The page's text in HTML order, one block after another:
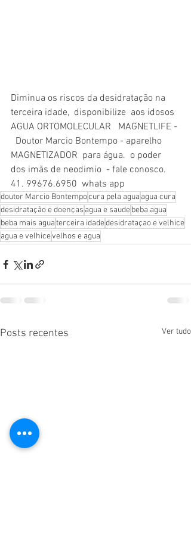
Diminua os riscos da desidratação na
terceira idade,  disponibilize  aos idosos
AGUA ORTOMOLECULAR   MAGNETLIFE -
  Doutor Marcio Bontempo - aparelho
MAGNETIZADOR  para água.  o poder
dos imãs de neodimio  - fale conosco.
41. 99676.6950  whats app
doutor Marcio Bontempocura pela agua agua cura
desidratação e doenças agua e saudebeba agua
beba mais aguaterceira idadedesidrataçao e velhice
agua e velhicevelhos e agua
Posts recentes Ver tudo